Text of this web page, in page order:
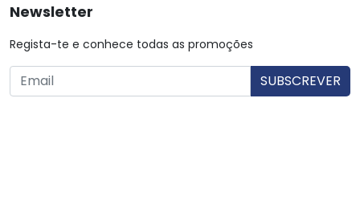
Newsletter
Regista-te e conhece todas as promoções